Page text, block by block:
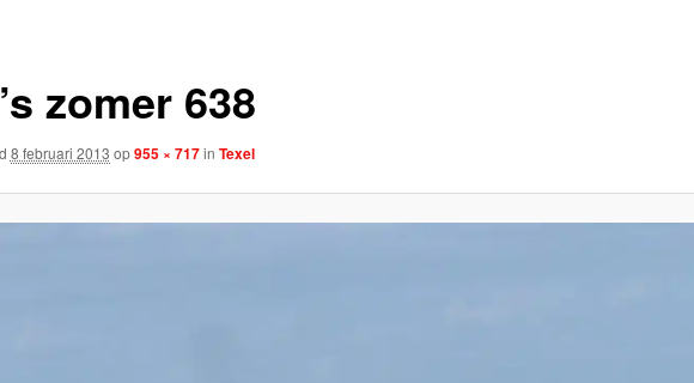
zomer 638
8 februari 2013 op955 × 717in Texel